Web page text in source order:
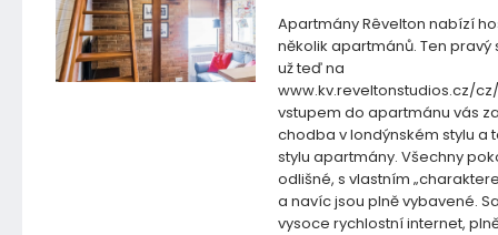
Apartmány Rêvelton nabízí
několik apartmánů. Ten pravý
už teď na
www.kv.reveltonstudios.cz/
vstupem do apartmánu vás
chodba v londýnském stylu a
stylu apartmány. Všechny
odlišné, s vlastním
a navíc jsou plně vybavené.
vysoce rychlostní internet,